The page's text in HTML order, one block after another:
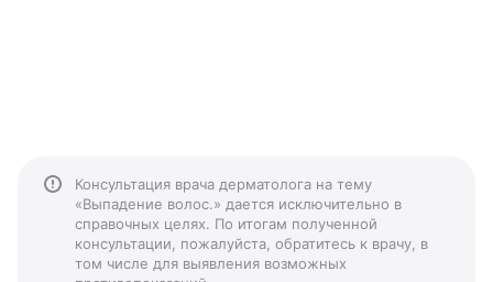
Консультация врача дерматолога на тему
«Выпадение волос.» дается исключительно в
справочных целях. По итогам полученной
консультации, пожалуйста, обратитесь к врачу, в
том числе для выявления возможных